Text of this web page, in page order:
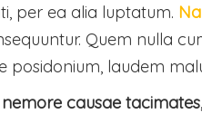
per ea alia luptatum.
Quem nulla
posidonium, laudem
causae